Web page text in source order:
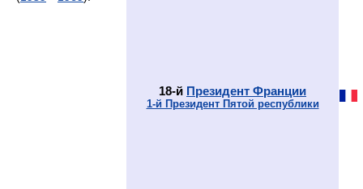
18-й Президент Франции
1-й Президент Пятой республики